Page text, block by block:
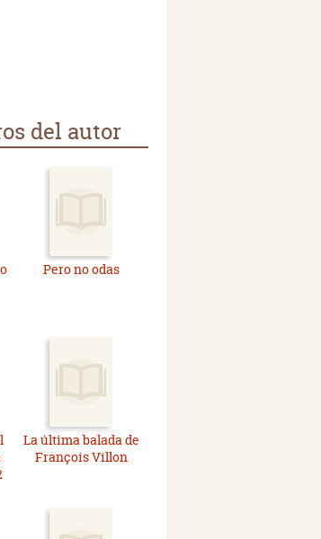
del autor
Pero no odas
La última balada de
François Villon